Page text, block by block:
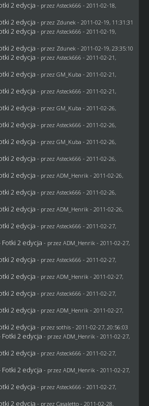
2 edycja - przez Asteck666 - 2011-02-18,
2 edycja - przez Zdunek - 2011-02-19, 11:31:31
2 edycja - przez Asteck666 - 2011-02-19,
2 edycja - przez Zdunek - 2011-02-19, 23:35:10
2 edycja - przez Asteck666 - 2011-02-21,
2 edycja - przez GM_Kuba - 2011-02-21,
2 edycja - przez Asteck666 - 2011-02-21,
2 edycja - przez GM_Kuba - 2011-02-26,
2 edycja - przez Asteck666 - 2011-02-26,
2 edycja - przez GM_Kuba - 2011-02-26,
2 edycja - przez Asteck666 - 2011-02-26,
2 edycja - przez ADM_Henrik - 2011-02-26,
2 edycja - przez Asteck666 - 2011-02-26,
2 edycja - przez ADM_Henrik - 2011-02-26,
2 edycja - przez Asteck666 - 2011-02-27,
Fotki 2 edycja - przez ADM_Henrik - 2011-02-27,
2 edycja - przez Asteck666 - 2011-02-27,
2 edycja - przez ADM_Henrik - 2011-02-27,
2 edycja - przez Asteck666 - 2011-02-27,
2 edycja - przez ADM_Henrik - 2011-02-27,
2 edycja - przez sothis- 2011-02-27, 20:56:03
Fotki 2 edycja - przez ADM_Henrik - 2011-02-27,
2 edycja - przez Asteck666 - 2011-02-27,
Fotki 2 edycja - przez ADM_Henrik - 2011-02-27,
2 edycja - przez Asteck666 - 2011-02-27,
2 edycja - przez Casaletto- 2011-02-28,